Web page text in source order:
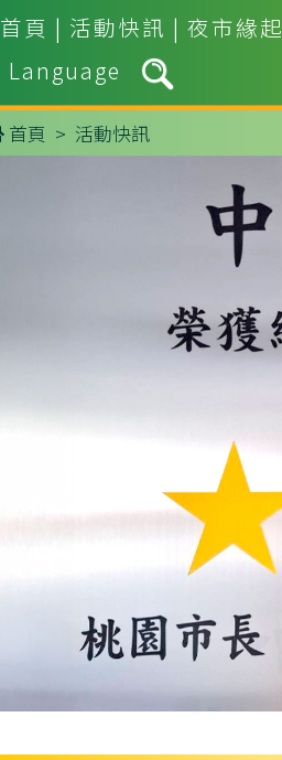
首頁 | 活動快訊 | 夜市緣起
Language
首頁 > 活動快訊